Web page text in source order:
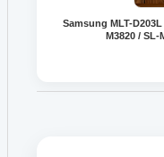
Samsung MLT-
M3820 / SL-